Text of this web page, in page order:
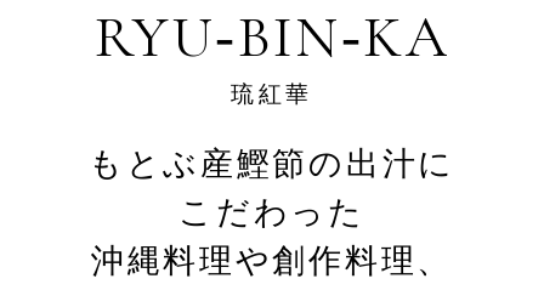
Number of guests per room
RYU-BIN-KA
琉紅華
もとぶ産鰹節の出汁に
こだわった
沖縄料理や創作料理、